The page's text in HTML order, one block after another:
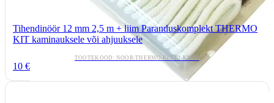
Tihendinöör 12 mm 2,5 m + liim Paranduskomplekt THERMO
KIT kaminauksele või ahjuuksele
TOOTEKOOD: NOOR-THERMO-KIT-12-KMPL
10 €